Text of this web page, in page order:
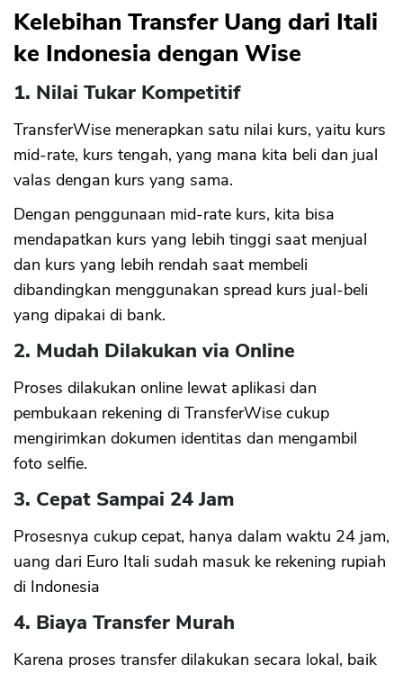
Kelebihan Transfer Uang dari Itali
ke Indonesia dengan Wise
1. Nilai Tukar Kompetitif
TransferWise menerapkan satu nilai kurs, yaitu kurs
mid-rate, kurs tengah, yang mana kita beli dan jual
valas dengan kurs yang sama.
Dengan penggunaan mid-rate kurs, kita bisa
mendapatkan kurs yang lebih tinggi saat menjual
dan kurs yang lebih rendah saat membeli
dibandingkan menggunakan spread kurs jual-beli
yang dipakai di bank.
2. Mudah Dilakukan via Online
Proses dilakukan online lewat aplikasi dan
pembukaan rekening di TransferWise cukup
mengirimkan dokumen identitas dan mengambil
foto selfie.
3. Cepat Sampai 24 Jam
Prosesnya cukup cepat, hanya dalam waktu 24 jam,
uang dari Euro Itali sudah masuk ke rekening rupiah
di Indonesia
4. Biaya Transfer Murah
Karena proses transfer dilakukan secara lokal, baik